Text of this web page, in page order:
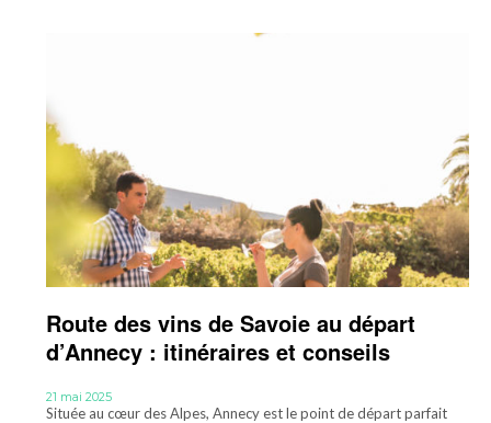
Route des vins de Savoie au départ
d’Annecy : itinéraires et conseils
21 mai 2025
Située au cœur des Alpes, Annecy est le point de départ parfait